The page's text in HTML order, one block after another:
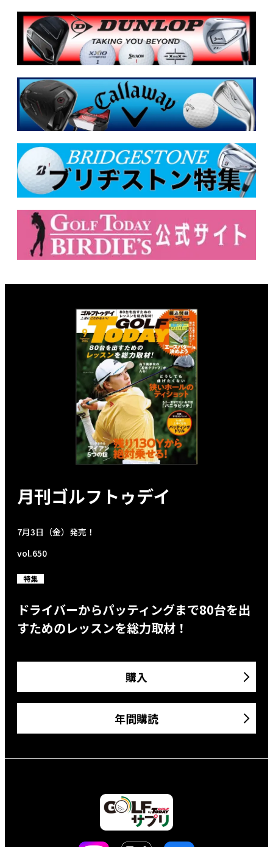
月刊ゴルフトゥデイ
7月3日（金）発売！
vol.650
特集
ドライバーからパッティングまで80台を出
すためのレッスンを総力取材！
購入
年間購読